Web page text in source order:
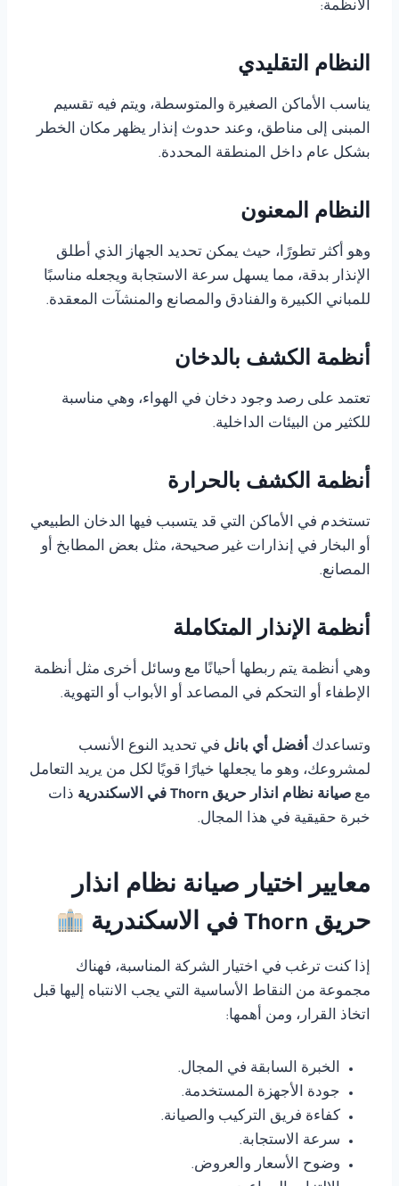
الأنظمة:
النظام التقليدي
يناسب الأماكن الصغيرة والمتوسطة، ويتم فيه تقسيم
المبنى إلى مناطق، وعند حدوث إنذار يظهر مكان الخطر
بشكل عام داخل المنطقة المحددة.
النظام المعنون
وهو أكثر تطورًا، حيث يمكن تحديد الجهاز الذي أطلق
الإنذار بدقة، مما يسهل سرعة الاستجابة ويجعله مناسبًا
للمباني الكبيرة والفنادق والمصانع والمنشآت المعقدة.
أنظمة الكشف بالدخان
تعتمد على رصد وجود دخان في الهواء، وهي مناسبة
للكثير من البيئات الداخلية.
أنظمة الكشف بالحرارة
تستخدم في الأماكن التي قد يتسبب فيها الدخان الطبيعي
أو البخار في إنذارات غير صحيحة، مثل بعض المطابخ أو
المصانع.
أنظمة الإنذار المتكاملة
وهي أنظمة يتم ربطها أحيانًا مع وسائل أخرى مثل أنظمة
الإطفاء أو التحكم في المصاعد أو الأبواب أو التهوية.
وتساعدك أفضل أي بانل في تحديد النوع الأنسب
لمشروعك، وهو ما يجعلها خيارًا قويًا لكل من يريد التعامل
مع صيانة نظام انذار حريق Thorn في الاسكندرية
ذات
خبرة حقيقية في هذا المجال.
معايير اختيار صيانة نظام انذار
حريق Thorn في الاسكندرية
إذا كنت ترغب في اختيار الشركة المناسبة، فهناك
مجموعة من النقاط الأساسية التي يجب الانتباه إليها قبل
اتخاذ القرار، ومن أهمها:
الخبرة السابقة في المجال.
جودة الأجهزة المستخدمة.
كفاءة فريق التركيب والصيانة.
سرعة الاستجابة.
وضوح الأسعار والعروض.